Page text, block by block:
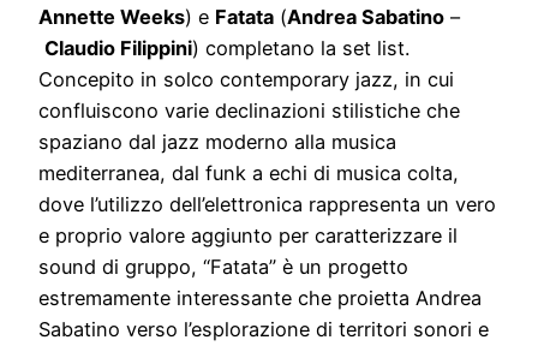
Annette Weeks) e Fatata (Andrea Sabatino –
Claudio Filippini) completano la set list.
Concepito in solco contemporary jazz, in cui
confluiscono varie declinazioni stilistiche che
spaziano dal jazz moderno alla musica
mediterranea, dal funk a echi di musica colta,
dove l’utilizzo dell’elettronica rappresenta un vero
e proprio valore aggiunto per caratterizzare il
sound di gruppo, “Fatata” è un progetto
estremamente interessante che proietta Andrea
Sabatino verso l’esplorazione di territori sonori e